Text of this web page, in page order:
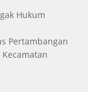
Hukum
Pertambangan